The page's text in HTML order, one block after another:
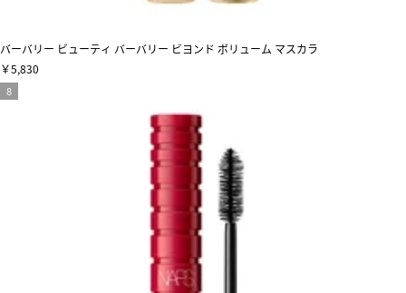
バーバリー ビューティ バーバリー ビヨンド ボリューム マスカラ
￥5,830